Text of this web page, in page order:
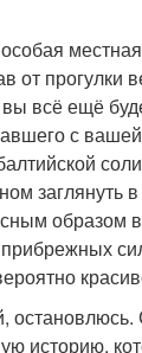
от прогулки
всё ещё
с
заглянуть
образом
остановлюсь.
историю,